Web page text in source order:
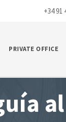
+34 91
PRIVATE OFFICE
al